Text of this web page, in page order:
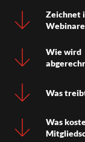
Zeichnet
Wie wird
Was
Was